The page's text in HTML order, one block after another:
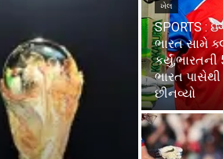
ખેલ
SPORTS :
ભારત સામે
ભારત
છીનવ્યો